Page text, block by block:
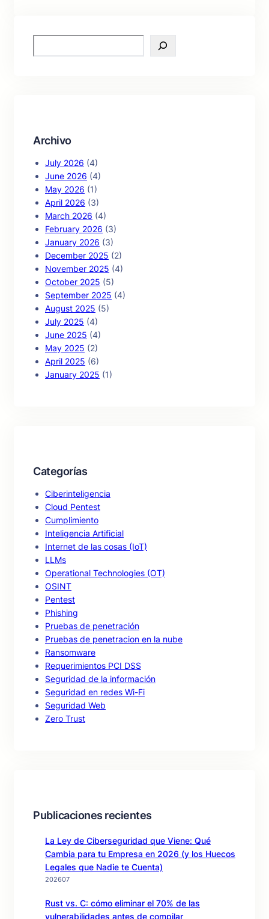
e
Archivo
July 2026 (4)
June 2026 (4)
May 2026 (1)
April 2026 (3)
March 2026 (4)
February 2026 (3)
January 2026 (3)
December 2025 (2)
November 2025 (4)
October 2025 (5)
September 2025 (4)
August 2025 (5)
July 2025 (4)
June 2025 (4)
May 2025 (2)
April 2025 (6)
January 2025 (1)
Categorías
Ciberinteligencia
Cloud Pentest
Cumplimiento
Inteligencia Artificial
Internet de las cosas (IoT)
LLMs
Operational Technologies (OT)
OSINT
Pentest
Phishing
Pruebas de penetración
Pruebas de penetracion en la nube
Ransomware
Requerimientos PCI DSS
Seguridad de la información
Seguridad en redes Wi-Fi
Seguridad Web
Zero Trust
Publicaciones recientes
La Ley de Ciberseguridad que Viene: Qué
Cambia para tu Empresa en 2026 (y los Huecos
Legales que Nadie te Cuenta)
202607
Rust vs. C: cómo eliminar el 70% de las
vulnerabilidades antes de compilar